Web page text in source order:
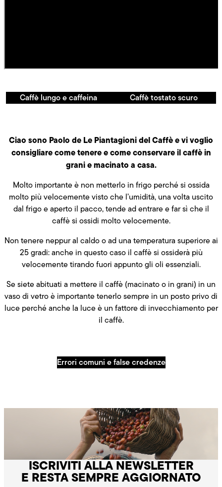
Caffè lungo e caffeina Caffè tostato scuro
Ciao sono Paolo de Le Piantagioni del Caffè e vi voglio
consigliare come tenere e come conservare il caffè in
grani e macinato a casa.
Molto importante è non metterlo in frigo perché si ossida
molto più velocemente visto che l’umidità, una volta uscito
dal frigo e aperto il pacco, tende ad entrare e far sì che il
caffè si ossidi molto velocemente.
Non tenere neppur al caldo o ad una temperatura superiore ai
25 gradi: anche in questo caso il caffè si ossiderà più
velocemente tirando fuori appunto gli oli essenziali.
Se siete abituati a mettere il caffè (macinato o in grani) in un
vaso di vetro è importante tenerlo sempre in un posto privo di
luce perché anche la luce è un fattore di invecchiamento per
il caffè.
Errori comuni e false credenze
ISCRIVITI ALLA NEWSLETTER
E RESTA SEMPRE AGGIORNATO